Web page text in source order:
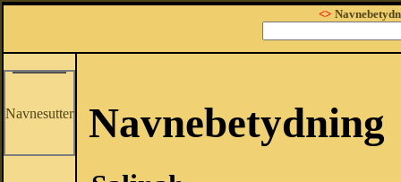
<>
Navnesutter Navnebetydning